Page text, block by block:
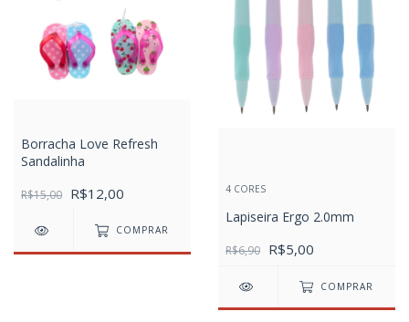
Borracha Love Refresh
Sandalinha
R$15,00 R$12,00
COMPRAR
4 CORES
Lapiseira Ergo 2.0mm
R$6,90 R$5,00
COMPRAR